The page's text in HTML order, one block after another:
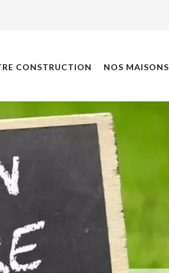
CONSTRUCTION NOS MAISONS